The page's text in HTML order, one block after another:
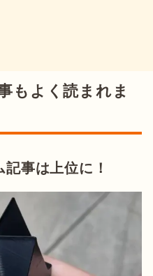
もよく読まれま
事は上位に！